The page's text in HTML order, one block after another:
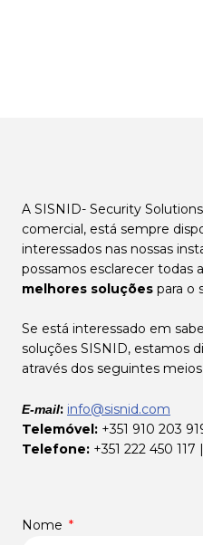
A SISNID- Security
comercial, está sempre
interessados nas nossas
possamos esclarecer todas
melhores soluções para o
Se está interessado em
soluções SISNID, estamos
através dos seguintes
E-mail: info@sisnid.com
Telemóvel: +351 910 203
Telefone: +351 222 450
Nome